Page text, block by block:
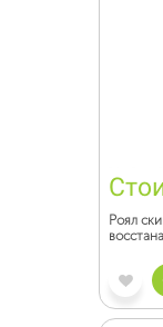
Роял